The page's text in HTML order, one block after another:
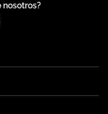
nosotros?